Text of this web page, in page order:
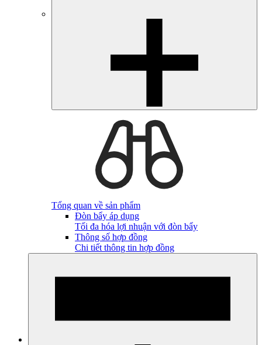
Tổng quan về sản phẩm
Đòn bẩy áp dụng
Tối đa hóa lợi nhuận với đòn bẩy
Thông số hợp đồng
Chi tiết thông tin hợp đồng